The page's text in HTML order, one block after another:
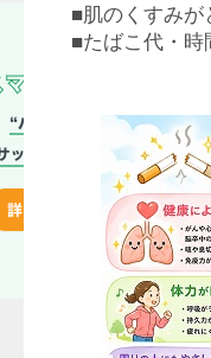
■肌のくすみが
■たばこ代・時